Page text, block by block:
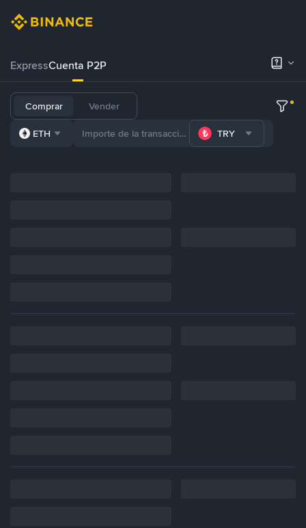
ExpressCuenta P2P
Comprar Vender
ETH TRY